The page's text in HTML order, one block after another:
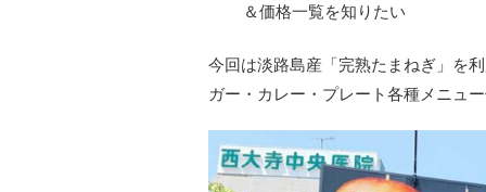
＆価格一覧を知りたい
今回は淡路島産「完熟たまねぎ」を
ガー・カレー・プレート各種メニュ